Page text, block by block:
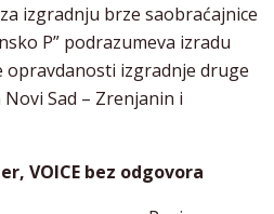
izgradnju brze saobraćajnice
P” podrazumeva izradu
izgradnje druge
Sad – Zrenjanin i
VOICE bez odgovora